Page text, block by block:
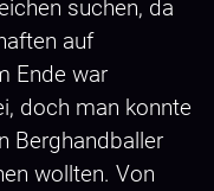
suchen, da
auf
Ende war
doch man konnte
Berghandballer
wollten. Von